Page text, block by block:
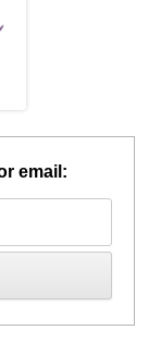
email: